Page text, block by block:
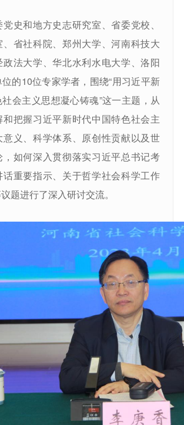
和地方史志研究室、省委党校、
省社科院、郑州大学、河南科技大
法大学、华北水利水电大学、洛阳
的10位专家学者，围绕“用习近平新
会主义思想凝心铸魂”这一主题，从
把握习近平新时代中国特色社会主
意义、科学体系、原创性贡献以及世
如何深入贯彻落实习近平总书记考
重要指示、关于哲学社会科学工作
题进行了深入研讨交流。